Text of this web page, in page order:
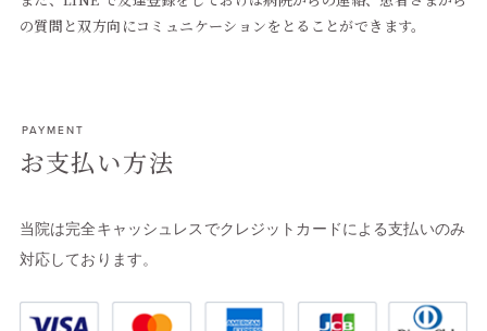
の質問と双方向にコミュニケーションをとることができます。
PAYMENT
お支払い方法
当院は完全キャッシュレスでクレジットカードによる支払いのみ
対応しております。